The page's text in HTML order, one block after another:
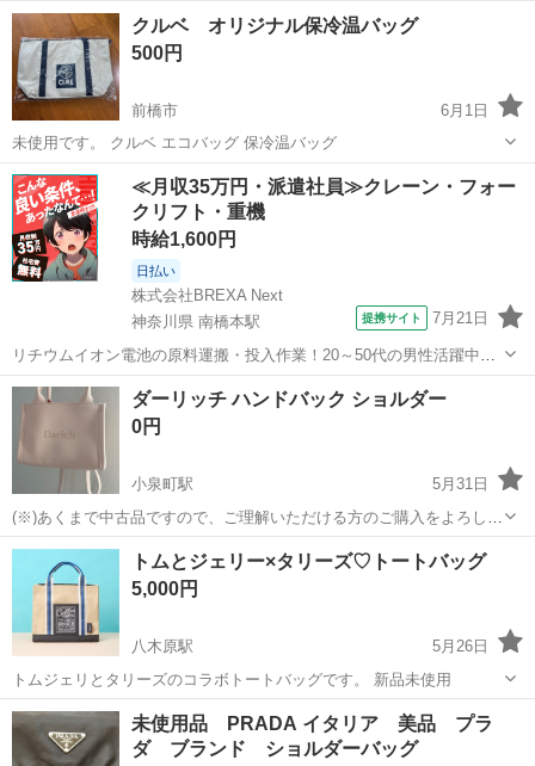
群馬 前橋市 中央前橋駅 バッグ
クルベ オリジナル保冷温バッグ
500円
前橋市
6月1日
未使用です。 クルベ エコバッグ 保冷温バッグ
群馬 前橋市 バッグ エコバッグ
≪月収35万円・派遣社員≫クレーン・フォー
クリフト・重機
時給1,600円
日払い
株式会社BREXA Next
神奈川県 南橋本駅
提携サイト 7月21日
リチウムイオン電池の原料運搬・投入作業！20～50代の男性活躍中★
ワンルーム寮完備！赴任旅費会社負担！年間休日130日★フォークリフ
ト免許お持ちの方、活躍中！就業先食堂利用可★《神奈川県相模原
市》 人気の工場のお仕事 ◇電...
神奈川 相模原市 南橋本駅 その他
ダーリッチ ハンドバック ショルダー
0円
小泉町駅
5月31日
(※)あくまで中古品ですので、ご理解いただける方のご購入をよろしく
お願い致します (※)他フリマサイトでも出品中のため、先着順となり
削除する可能性がございますので、ご了承ください (※)こちらは他の
ものとの同時購入のみ可...
群馬 邑楽郡 バッグ フリマサイト
トムとジェリー×タリーズ♡トートバッグ
5,000円
八木原駅
5月26日
トムジェリとタリーズのコラボトートバッグです。 新品未使用
群馬 渋川市 八木原駅 トムとジェリー
未使用品 PRADA イタリア 美品 プラ
ダ ブランド ショルダーバッグ